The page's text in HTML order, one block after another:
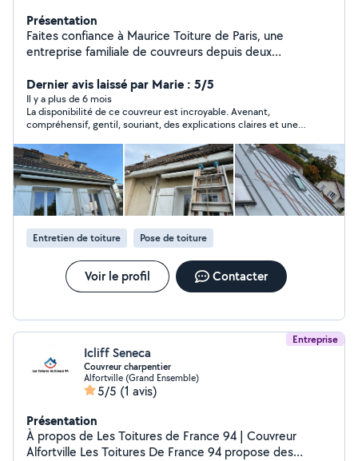
Présentation
Faites confiance à Maurice Toiture de Paris, une
entreprise familiale de couvreurs depuis deux
travail de qualité, des techniques éprouvées et un
engagement indéfectible pour protéger et embellir
votre patrimoine parisien."
Dernier avis laissé par Marie : 5/5
Il y a plus de 6 mois
La disponibilité de ce couvreur est incroyable. Avenant,
compréhensif, gentil, souriant, des explications claires et une
recontacterai quand mes projets aboutiront
Entretien de toiture Pose de toiture
Voir le profil Contacter
Entreprise
Icliff Seneca
Couvreur charpentier
Alfortville (Grand Ensemble)
5/5 (1 avis)
Présentation
À propos de Les Toitures de France 94 | Couvreur
Alfortville Les Toitures De France 94 propose des